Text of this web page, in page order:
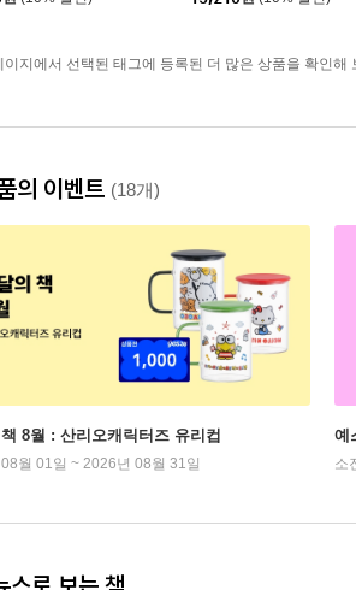
이지에서 선택된 태그에 등록된 더 많은 상품을 확인해
의 이벤트 (18개)
8월 : 산리오캐릭터즈 유리컵
월 01일 ~ 2026년 08월 31일
예
소